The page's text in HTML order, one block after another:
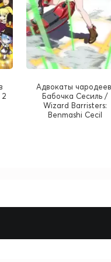
Адвокаты
Бабочка Сесиль /
Wizard Barristers:
Benmashi Cecil